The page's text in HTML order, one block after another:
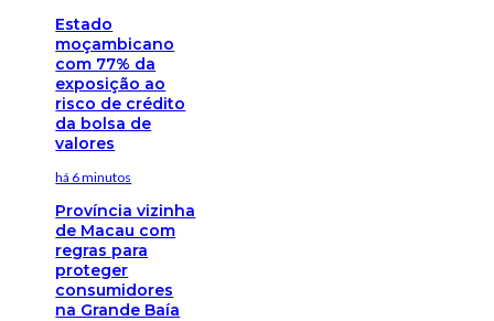
Estado
moçambicano
com 77% da
exposição ao
risco de crédito
da bolsa de
valores
há 6 minutos
Província vizinha
de Macau com
regras para
proteger
consumidores
na Grande Baía